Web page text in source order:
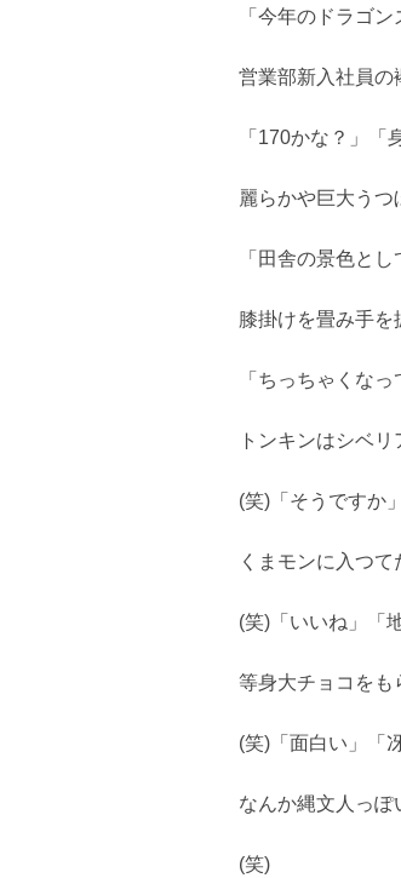
「今年のドラゴ
営業部新入社員の
「170かな？」「
麗らかや巨大う
「田舎の景色と
膝掛けを畳み手
「ちっちゃくな
トンキンはシベ
(笑)「そうですか
くまモンに入つて
(笑)「いいね」「
等身大チョコをも
(笑)「面白い」「
なんか縄文人っ
(笑)